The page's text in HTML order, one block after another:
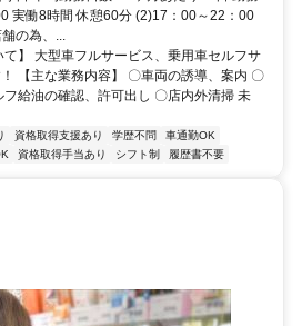
実働8時間 休憩60分 (2)17：00～22：00
の為、...
】 大型車フルサービス、乗用車セルフサ
【主な業務内容】 〇車両の誘導、案内 〇
フ給油の確認、許可出し 〇店内外清掃 未
資格取得支援あり 学歴不問
車通勤OK
資格取得手当あり シフト制 履歴書不要